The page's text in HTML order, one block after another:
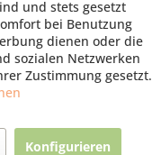
muehle.de
und stets gesetzt
bei Benutzung
dienen oder die
sozialen Netzwerken
Zustimmung gesetzt.
Konfigurieren